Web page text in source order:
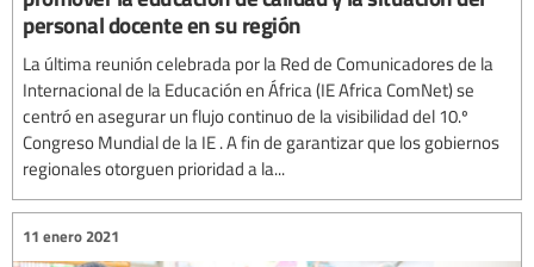
personal docente en su región
La última reunión celebrada por la Red de Comunicadores de la
Internacional de la Educación en África (IE Africa ComNet) se
centró en asegurar un flujo continuo de la visibilidad del 10.º
Congreso Mundial de la IE . A fin de garantizar que los gobiernos
regionales otorguen prioridad a la...
11 enero 2021